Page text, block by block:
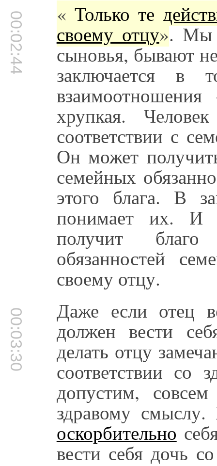
00:02:44 « Только те
своему отцу». Мы
сыновья, бывают
заключается в
хрупкая.
соответствии с
Он может
семейных
этого блага. В
понимает их. И
получит
обязанностей
своему отцу.
00:03:30 Даже если отец
должен вести
делать отцу
соответствии со
допустим,
здравому
оскорбительно
вести себя дочь